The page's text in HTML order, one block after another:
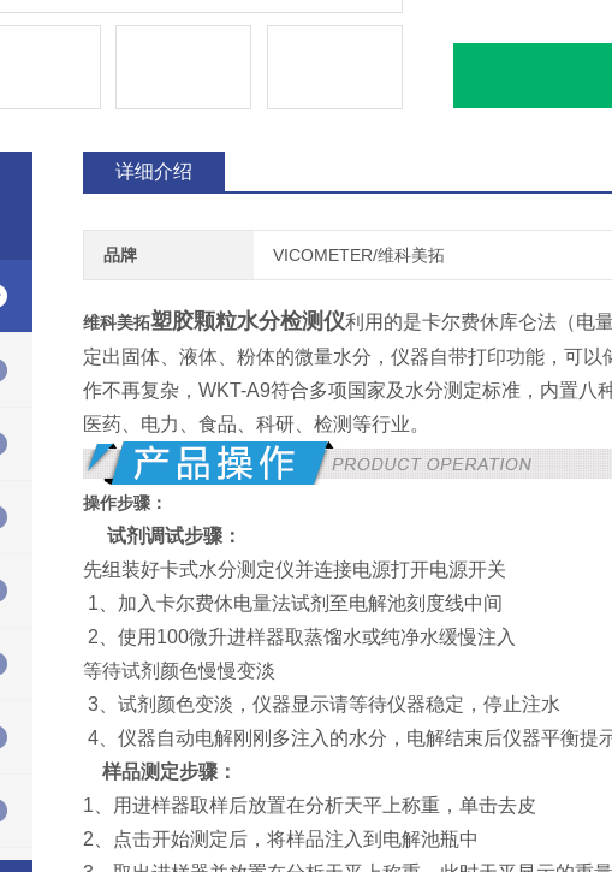
详细介绍
品牌 VICOMETER/维科美拓
维科美拓塑胶颗粒水分检测仪利用的是卡尔费休库仑法（电
定出固体、液体、粉体的微量水分，仪器自带打印功能，可
作不再复杂，WKT-A9符合多项国家及水分测定标准，内置
医药、电力、食品、科研、检测等行业。
操作步骤：
试剂调试步骤：
先组装好卡式水分测定仪并连接电源打开电源开关
1、加入卡尔费休电量法试剂至电解池刻度线中间
2、使用100微升进样器取蒸馏水或纯净水缓慢注入
等待试剂颜色慢慢变淡
3、试剂颜色变淡，仪器显示请等待仪器稳定，停止注水
4、仪器自动电解刚刚多注入的水分，电解结束后仪器平衡提
样品测定步骤：
1、用进样器取样后放置在分析天平上称重，单击去皮
2、点击开始测定后，将样品注入到电解池瓶中